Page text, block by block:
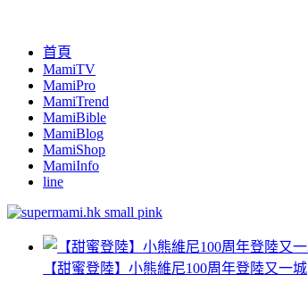
首頁
MamiTV
MamiPro
MamiTrend
MamiBible
MamiBlog
MamiShop
MamiInfo
line
【甜蜜登陸】小熊維尼100周年登陸又一城